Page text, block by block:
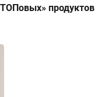
продуктов